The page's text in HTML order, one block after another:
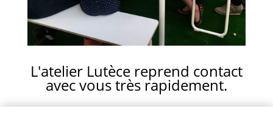
L'atelier Lutèce reprend contact
avec vous très rapidement.